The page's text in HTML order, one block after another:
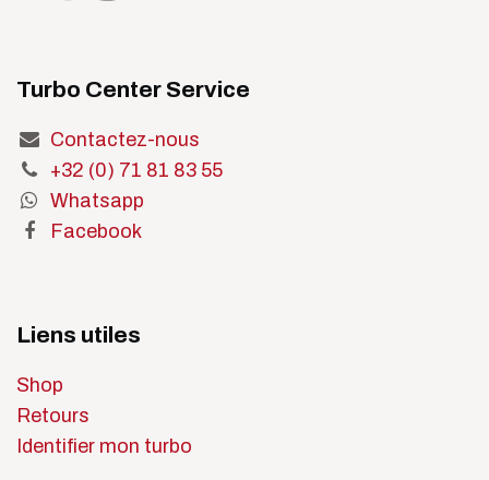
Turbo Center Service
Contactez-nous
+32 (0) 71 81 83 55
Whatsapp
Facebook
Liens utiles
Shop
Retours
Identifier mon turbo